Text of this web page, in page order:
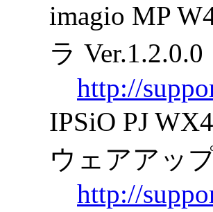
imagio MP
ラ Ver.1.2.0.0
http://
IPSiO PJ
ウェアアッ
http://